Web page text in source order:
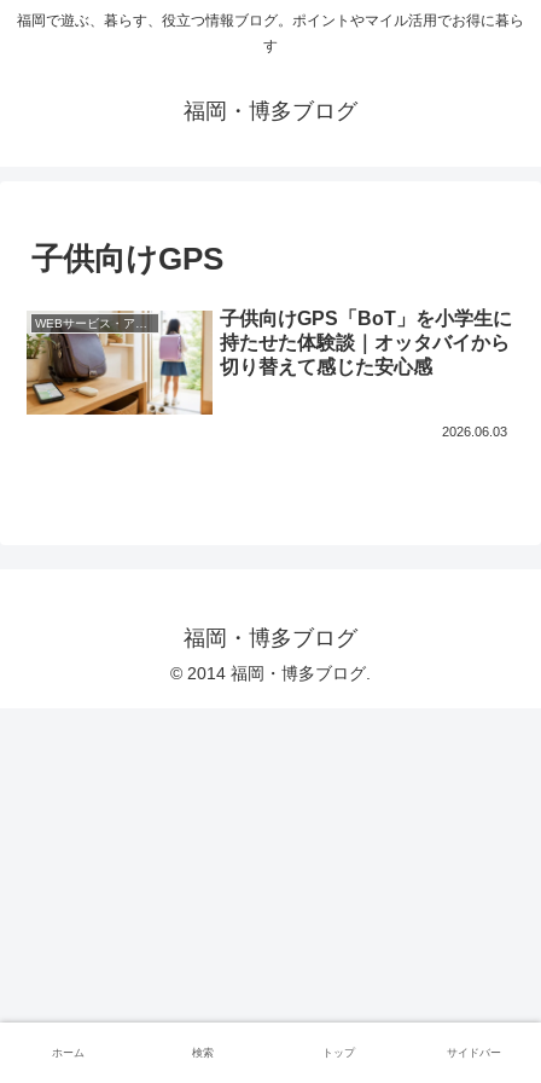
福岡で遊ぶ、暮らす、役立つ情報ブログ。ポイントやマイル活用でお得に暮ら
す
福岡・博多ブログ
子供向けGPS
子供向けGPS「BoT」を小学生に
持たせた体験談｜オッタバイから
切り替えて感じた安心感
2026.06.03
福岡・博多ブログ
© 2014 福岡・博多ブログ.
ホーム 検索 トップ サイドバー